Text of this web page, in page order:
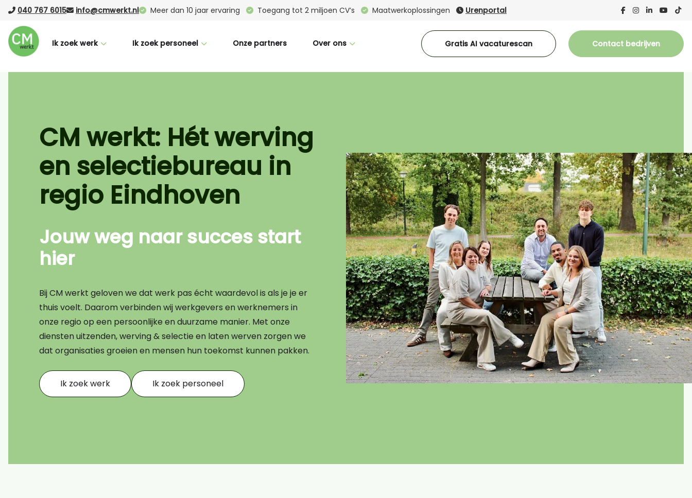
040 767 6015 info@cmwerkt.nl Meer dan 10 jaar ervaring Toegang tot 2 miljoen CV’s Maatwerkoplossingen Urenportal
Ik zoek werk
Voor werknemers
Nederlandse taalcursus
Logistiek
Office
Bouw
Transport
AI CV scan
Ik zoek personeel
Voor werkgevers
Vacature Boost
Uitzenden
Onze partners Over ons
Wie zijn wij
Downloads
Gratis AI vacaturescan Contact bedrijven
CM werkt: Hét werving
en selectiebureau in
regio Eindhoven
Jouw weg naar succes start
hier
Bij CM werkt geloven we dat werk pas écht waardevol is als je je er
thuis voelt. Daarom verbinden wij werkgevers en werknemers in
onze regio op een persoonlijke en duurzame manier. Met onze
diensten uitzenden, werving & selectie en laten werven zorgen we
dat organisaties groeien en mensen hun toekomst kunnen pakken.
Ik zoek werk Ik zoek personeel